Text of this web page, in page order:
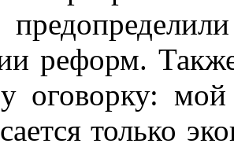
реформ.
оговорку:
только